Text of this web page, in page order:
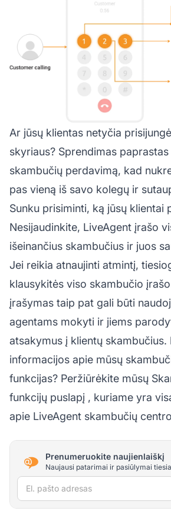
Ar jūsų klientas netyčia
skyriaus? Sprendimas
skambučių perdavimą, kad
pas vieną iš savo kolegų ir
Sunku prisiminti, ką jūsų klientai
Nesijaudinkite, LiveAgent įrašo
išeinančius skambučius ir juos
Jei reikia atnaujinti atmintį,
klausykitės viso skambučio
įrašymas taip pat gali būti
agentams mokyti ir jiems
atsakymus į klientų skambučius.
informacijos apie mūsų
funkcijas? Peržiūrėkite mūsų
funkcijų puslapį , kuriame yra
apie LiveAgent skambučių
Prenumeruokite naujienlaiškį
Naujausi patarimai ir pasiūlymai
El. pašto adresas